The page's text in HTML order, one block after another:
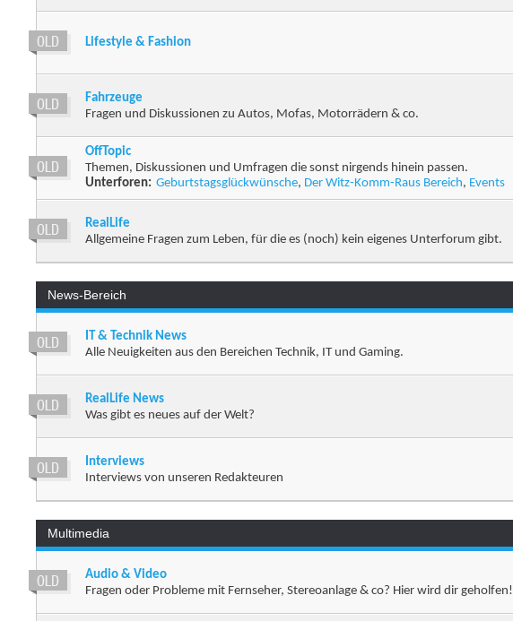
Lifestyle & Fashion
Fahrzeuge
Fragen und Diskussionen zu Autos, Mofas, Motorrädern & co.
OffTopic
Themen, Diskussionen und Umfragen die sonst nirgends hinein passen.
Unterforen: Geburtstagsglückwünsche, Der Witz-Komm-Raus Bereich, Events
RealLife
Allgemeine Fragen zum Leben, für die es (noch) kein eigenes Unterforum gibt.
News-Bereich
IT & Technik News
Alle Neuigkeiten aus den Bereichen Technik, IT und Gaming.
RealLife News
Was gibt es neues auf der Welt?
Interviews
Interviews von unseren Redakteuren
Multimedia
Audio & Video
Fragen oder Probleme mit Fernseher, Stereoanlage & co? Hier wird dir geholfen!